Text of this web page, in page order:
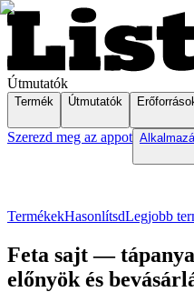
Útmutatók
Termék Útmutatók
Szerezd meg az appot
TermékekHasonlítsdLegjobb
Feta sajt —
előnyök és